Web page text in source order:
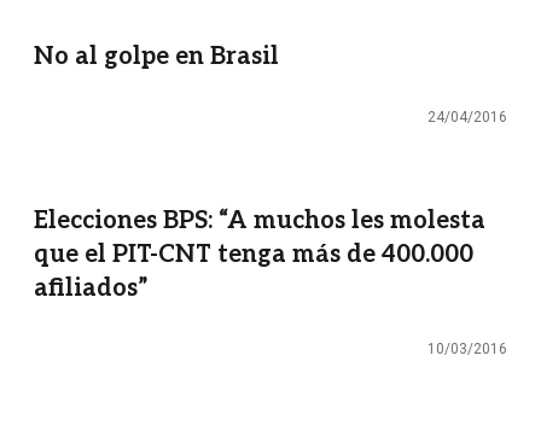
No al golpe en Brasil
24/04/2016
Elecciones BPS: “A muchos les molesta
que el PIT-CNT tenga más de 400.000
afiliados”
10/03/2016